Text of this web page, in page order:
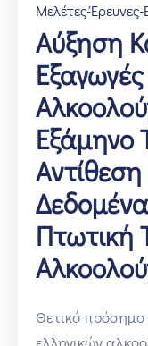
Μελέτες-Έρευνες-
Αύξηση
Εξάμηνο
Πτωτική
Θετικό